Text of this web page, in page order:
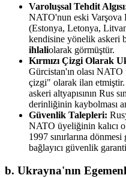
Varoluşsal Tehdit
NATO'nun eski Varşova
(Estonya, Letonya,
kendisine yönelik askeri
ihlaliolarak görmüştür.
Kırmızı Çizgi Olarak
Gürcistan'ın olası
çizgi" olarak ilan
askeri altyapısının Rus
derinliğinin kaybolması
Güvenlik Talepleri:
NATO üyeliğinin kalıcı
1997 sınırlarına
bağlayıcı güvenlik
b. Ukrayna'nın